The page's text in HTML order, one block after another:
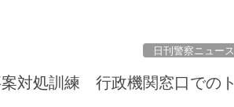
日刊警察ニュース